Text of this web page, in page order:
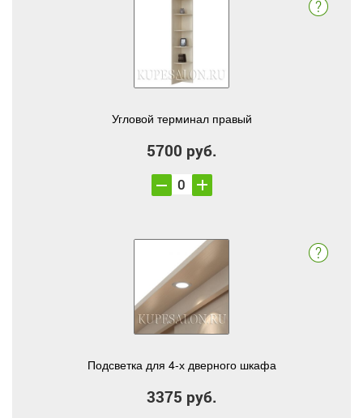
Угловой терминал правый
5700 руб.
Подсветка для 4-х дверного шкафа
3375 руб.